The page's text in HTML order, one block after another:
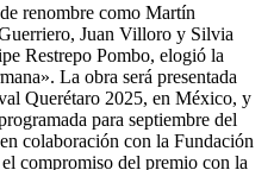
renombre como Martín
Juan Villoro y Silvia
Restrepo Pombo, elogió la
La obra será presentada
Querétaro 2025, en México, y
para septiembre del
colaboración con la Fundación
compromiso del premio con la